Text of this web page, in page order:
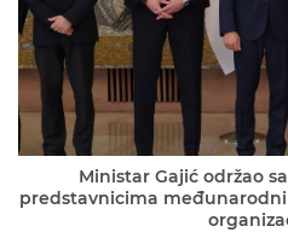
Ministar Gajić održao
predstavnicima